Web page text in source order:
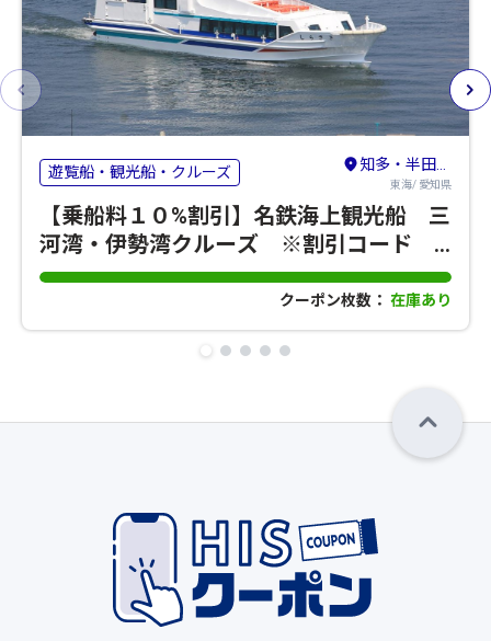
遊覧船・観光船・クルーズ 知多・半田・常滑
東海/ 愛知県
【乗船料１０%割引】名鉄海上観光船 三
河湾・伊勢湾クルーズ ※割引コード
【554】※
クーポン枚数： 在庫あり